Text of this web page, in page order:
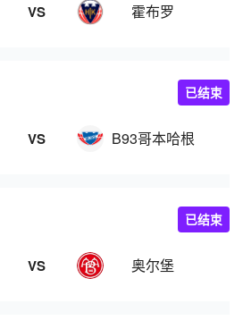
VS 霍布罗
VS B93哥本哈根
已结束
VS 奥尔堡
已结束